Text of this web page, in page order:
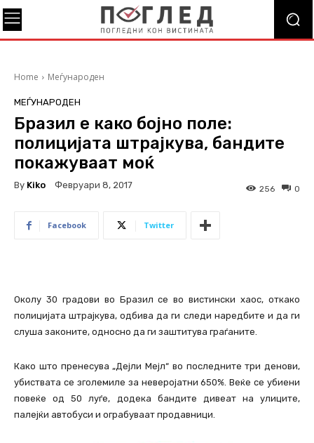
Home Меѓународен
МЕЃУНАРОДЕН
Бразил е како бојно поле:
полицијата штрајкува, бандите
покажуваат моќ
By Kiko Февруари 8, 2017 0
256
Facebook Twitter
Околу 30 градови во Бразил се во вистински хаос, откако
полицијата штрајкува, одбива да ги следи наредбите и да ги
слуша законите, односно да ги заштитува граѓаните.
Како што пренесува „Дејли Мејл“ во последните три денови,
убиствата се зголемиле за неверојатни 650%. Веќе се убиени
повеќе од 50 луѓе, додека бандите дивеат на улиците,
палејќи автобуси и ограбуваат продавници.